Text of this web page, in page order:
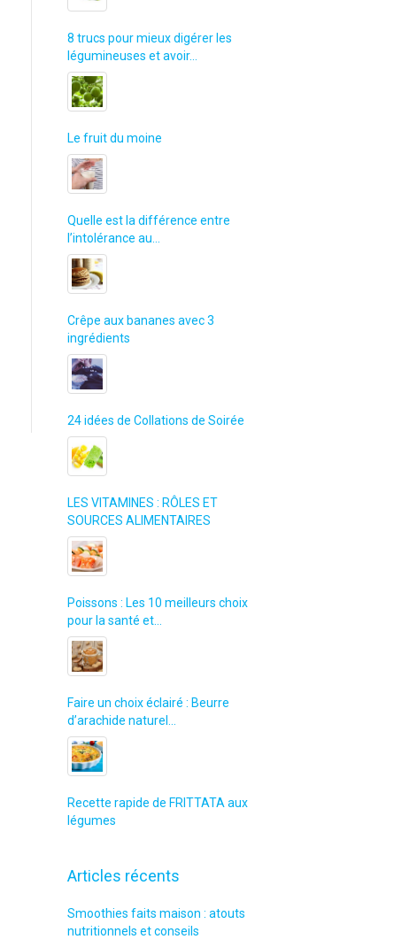
8 trucs pour mieux digérer les
légumineuses et avoir…
Le fruit du moine
Quelle est la différence entre
l’intolérance au…
Crêpe aux bananes avec 3
ingrédients
24 idées de Collations de Soirée
LES VITAMINES : RÔLES ET
SOURCES ALIMENTAIRES
Poissons : Les 10 meilleurs choix
pour la santé et…
Faire un choix éclairé : Beurre
d’arachide naturel…
Recette rapide de FRITTATA aux
légumes
Articles récents
Smoothies faits maison : atouts
nutritionnels et conseils